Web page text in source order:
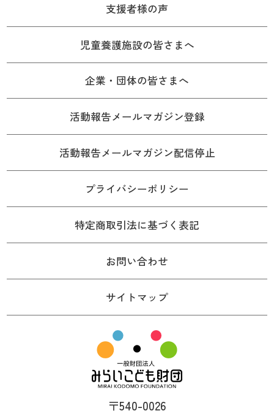
支援者様の声
児童養護施設の皆さまへ
企業・団体の皆さまへ
活動報告メールマガジン登録
活動報告メールマガジン配信停止
プライバシーポリシー
特定商取引法に基づく表記
お問い合わせ
サイトマップ
〒540-0026